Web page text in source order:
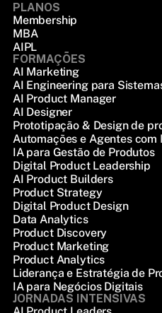
PLANOS
Membership
MBA
AIPL
FORMAÇÕES
AI Marketing
AI Engineering para
AI Product Manager
AI Designer
Prototipação & Design de
Automações e Agentes com
IA para Gestão de Produtos
Digital Product Leadership
AI Product Builders
Product Strategy
Digital Product Design
Data Analytics
Product Discovery
Product Marketing
Product Analytics
Liderança e Estratégia de
IA para Negócios Digitais
JORNADAS INTENSIVAS